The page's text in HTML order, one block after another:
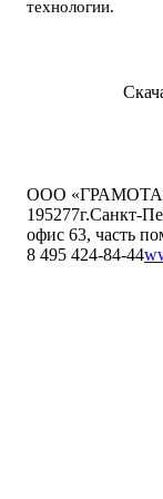
технологии.
ООО
195277г.Санкт-
офис 63, часть
8 495 424-84-44